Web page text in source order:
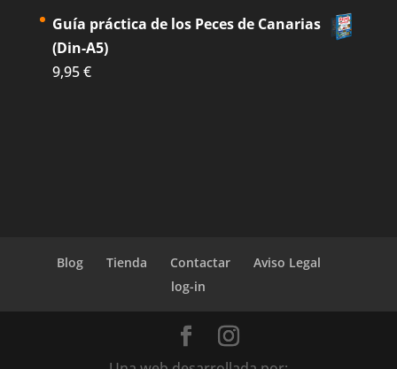
Guía práctica de los Peces de Canarias
(Din-A5)
9,95€
Blog Tienda Contactar
Aviso Legal
log-in